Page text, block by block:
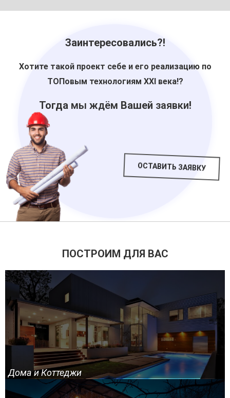
Заинтересовались?!
Хотите такой проект себе и его реализацию по
ТОПовым технологиям XXI века!?
Тогда мы ждём Вашей заявки!
ОСТАВИТЬ ЗАЯВКУ
ПОСТРОИМ ДЛЯ ВАС
Дома и Коттеджи